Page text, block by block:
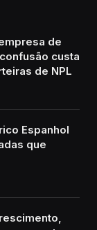
de
custa
de NPL
Espanhol
que